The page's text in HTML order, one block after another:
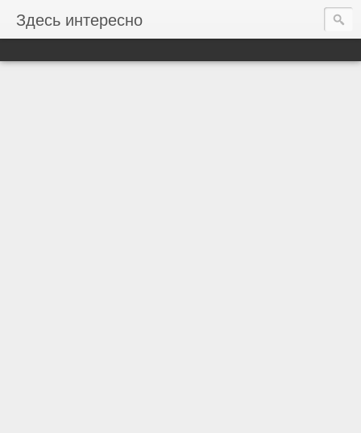
Здесь интересно